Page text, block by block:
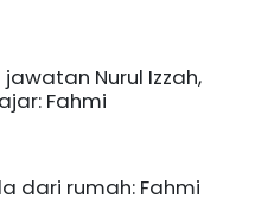
jawatan Nurul Izzah,
Fahmi
dari rumah: Fahmi